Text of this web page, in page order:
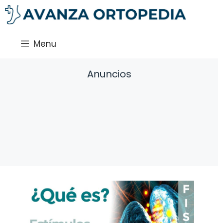
Saltar
al
Menu
Anuncios